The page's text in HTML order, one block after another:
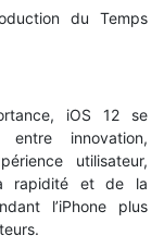
du Temps
iOS 12 se
innovation,
utilisateur,
rapidité et de la
l’iPhone plus